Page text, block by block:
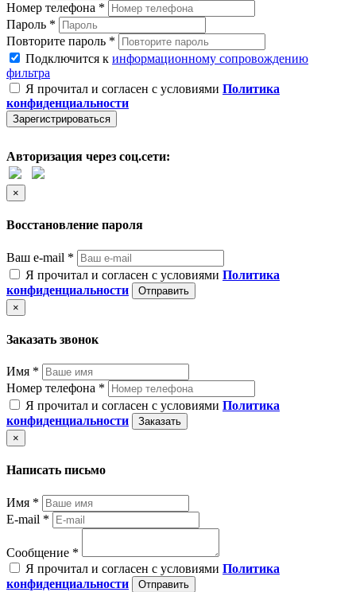
Номер телефона *
Пароль *
Повторите пароль *
Подключится к информационному сопровождению
фильтра
Я прочитал и согласен с условиями Политика
конфиденциальности
Зарегистрироваться
Авторизация через соц.сети:
×
Восстановление пароля
Ваш e-mail *
Я прочитал и согласен с условиями Политика
конфиденциальности
Отправить
×
Заказать звонок
Имя *
Номер телефона *
Я прочитал и согласен с условиями Политика
конфиденциальности
Заказать
×
Написать письмо
Имя *
E-mail *
Сообщение *
Я прочитал и согласен с условиями Политика
конфиденциальности
Отправить